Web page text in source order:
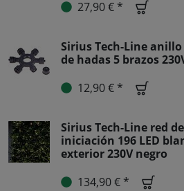
27,90 € *
Sirius Tech-Line
de hadas 5 brazos
12,90 € *
Sirius Tech-Line red
iniciación 196 LED
exterior 230V negro
134,90 € *